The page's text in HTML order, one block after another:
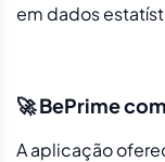
em dados
🚀 BePrime
A aplicação